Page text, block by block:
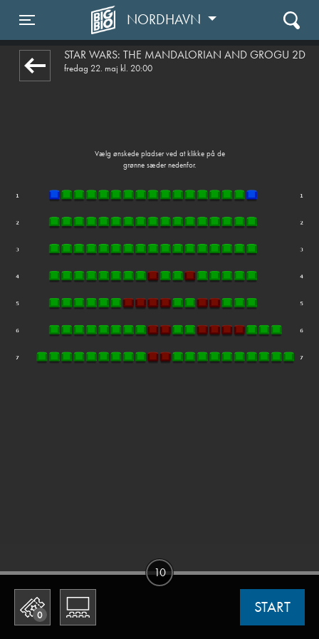
Toggle navigation
NORDHAVN
STAR WARS: THE MANDALORIAN AND GROGU 2D
fredag 22. maj kl. 20:00
Vælg ønskede pladser ved at klikke på de
grønne sæder nedenfor.
0 START
10
1step-front02 035928